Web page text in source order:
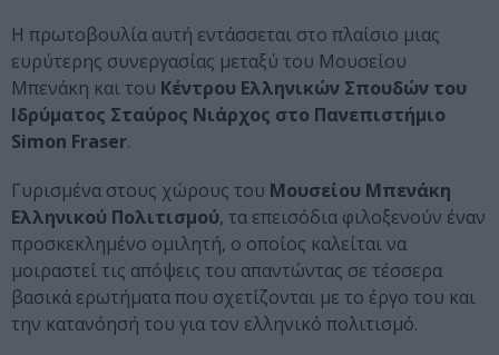
Η πρωτοβουλία αυτή εντάσσεται στο πλαίσιο μιας
ευρύτερης συνεργασίας μεταξύ του Μουσείου
Μπενάκη και του Κέντρου Ελληνικών Σπουδών του
Ιδρύματος Σταύρος Νιάρχος στο Πανεπιστήμιο
Simon Fraser.
Γυρισμένα στους χώρους του Μουσείου Μπενάκη
Ελληνικού Πολιτισμού, τα επεισόδια φιλοξενούν έναν
προσκεκλημένο ομιλητή, ο οποίος καλείται να
μοιραστεί τις απόψεις του απαντώντας σε τέσσερα
βασικά ερωτήματα που σχετίζονται με το έργο του και
την κατανόησή του για τον ελληνικό πολιτισμό.